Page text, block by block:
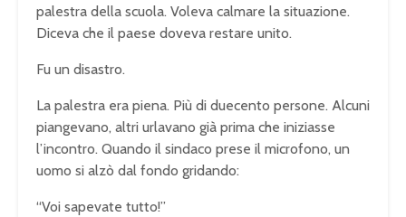
palestra della scuola. Voleva calmare la situazione.
Diceva che il paese doveva restare unito.
Fu un disastro.
La palestra era piena. Più di duecento persone. Alcuni
piangevano, altri urlavano già prima che iniziasse
l’incontro. Quando il sindaco prese il microfono, un
uomo si alzò dal fondo gridando:
“Voi sapevate tutto!”